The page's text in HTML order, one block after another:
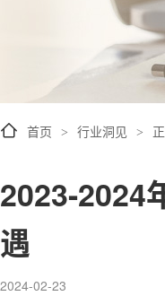
首页 > 行业洞见 >
2023-2024
遇
2024-02-23